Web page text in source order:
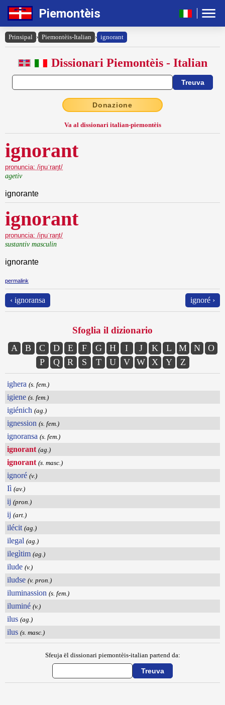
Piemontèis
Prinsipal › Piemontèis-Italian › ignorant
Dissionari Piemontèis - Italian
Donazione
Va al dissionari italian-piemontèis
ignorant
pronuncia: /iɲuˈraŋt/
agetiv
ignorante
ignorant
pronuncia: /iɲuˈraŋt/
sustantiv masculin
ignorante
permalink
‹ ignoransa ignoré ›
Sfoglia il dizionario
A B C D E F G H I J K L M N
O
P
Q R S T U V W X Y Z
ighera (s. fem.)
igiene (s. fem.)
igiénich (ag.)
ignession (s. fem.)
ignoransa (s. fem.)
ignorant (ag.)
ignorant (s. masc.)
ignoré (v.)
Iì (av.)
ij (pron.)
ij (art.)
ilécit (ag.)
ilegal (ag.)
ilegìtim (ag.)
ilude (v.)
iludse (v. pron.)
iluminassion (s. fem.)
iluminé (v.)
ilus (ag.)
ilus (s. masc.)
Sfeuja ël dissionari piemontèis-italian partend da: